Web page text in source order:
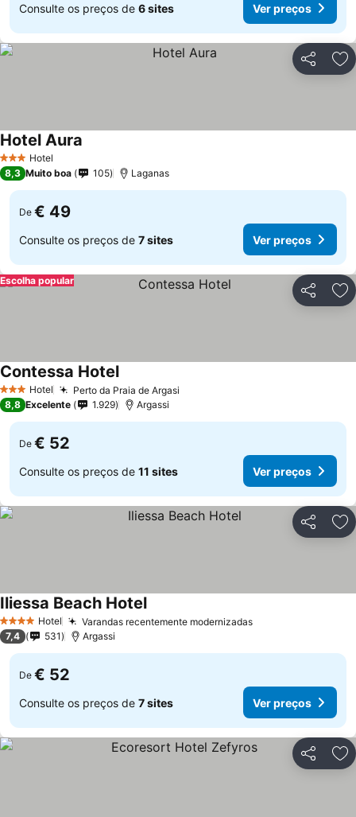
Consulte os preços de 6 sites Ver preços
Partilhar
3 EstrelasHotel
Hotel Aura
8,3 Muito boa 105 Laganas
De € 49
Consulte os preços de 7 sites Ver preços
Partilhar
Escolha popular
3 EstrelasHotel Perto da Praia de Argasi
Contessa Hotel
8,8 Excelente 1.929 Argassi
De € 52
Consulte os preços de 11 sites Ver preços
Partilhar
4 EstrelasHotel Varandas recentemente modernizadas
Iliessa Beach Hotel
7,4 531 Argassi
De € 52
Consulte os preços de 7 sites Ver preços
Partilhar